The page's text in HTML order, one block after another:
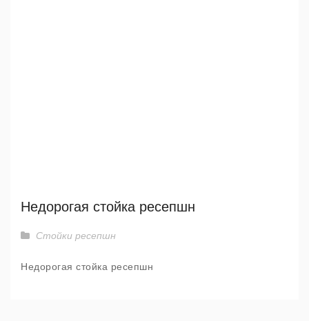
Недорогая стойка ресепшн
Стойки ресепшн
Недорогая стойка ресепшн